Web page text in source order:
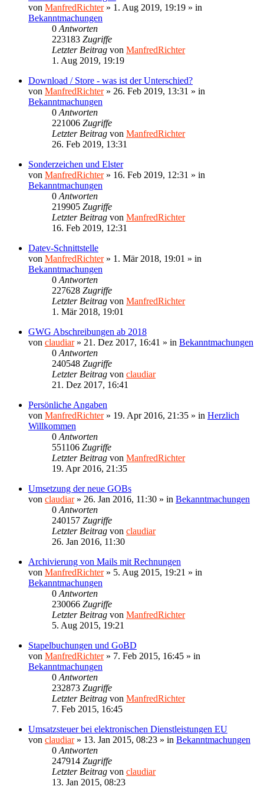
von ManfredRichter» 1. Aug 2019, 19:19 » in
Bekanntmachungen
0 Antworten
223183 Zugriffe
Letzter Beitrag von ManfredRichter
1. Aug 2019, 19:19
Download / Store - was ist der Unterschied?
von ManfredRichter» 26. Feb 2019, 13:31 » in
Bekanntmachungen
0 Antworten
221006 Zugriffe
Letzter Beitrag von ManfredRichter
26. Feb 2019, 13:31
Sonderzeichen und Elster
von ManfredRichter» 16. Feb 2019, 12:31 » in
Bekanntmachungen
0 Antworten
219905 Zugriffe
Letzter Beitrag von ManfredRichter
16. Feb 2019, 12:31
Datev-Schnittstelle
von ManfredRichter» 1. Mär 2018, 19:01 » in
Bekanntmachungen
0 Antworten
227628 Zugriffe
Letzter Beitrag von ManfredRichter
1. Mär 2018, 19:01
GWG Abschreibungen ab 2018
von claudiar» 21. Dez 2017, 16:41 » in Bekanntmachungen
0 Antworten
240548 Zugriffe
Letzter Beitrag von claudiar
21. Dez 2017, 16:41
Persönliche Angaben
von ManfredRichter» 19. Apr 2016, 21:35 » in Herzlich
Willkommen
0 Antworten
551106 Zugriffe
Letzter Beitrag von ManfredRichter
19. Apr 2016, 21:35
Umsetzung der neue GOBs
von claudiar» 26. Jan 2016, 11:30 » in Bekanntmachungen
0 Antworten
240157 Zugriffe
Letzter Beitrag von claudiar
26. Jan 2016, 11:30
Archivierung von Mails mit Rechnungen
von ManfredRichter» 5. Aug 2015, 19:21 » in
Bekanntmachungen
0 Antworten
230066 Zugriffe
Letzter Beitrag von ManfredRichter
5. Aug 2015, 19:21
Stapelbuchungen und GoBD
von ManfredRichter» 7. Feb 2015, 16:45 » in
Bekanntmachungen
0 Antworten
232873 Zugriffe
Letzter Beitrag von ManfredRichter
7. Feb 2015, 16:45
Umsatzsteuer bei elektronischen Dienstleistungen EU
von claudiar» 13. Jan 2015, 08:23 » in Bekanntmachungen
0 Antworten
247914 Zugriffe
Letzter Beitrag von claudiar
13. Jan 2015, 08:23